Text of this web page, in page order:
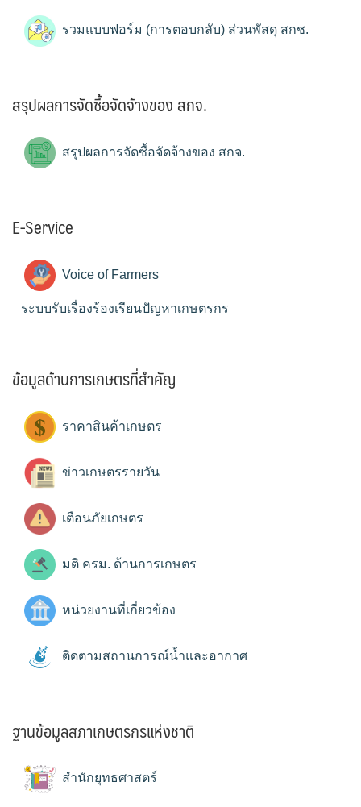
รวมแบบฟอร์ม (การตอบกลับ) ส่วนพัสดุ สกช.
สรุปผลการจัดซื้อจัดจ้างของ สกจ.
สรุปผลการจัดซื้อจัดจ้างของ สกจ.
E-Service
Voice of Farmers
ระบบรับเรื่องร้องเรียนปัญหาเกษตรกร
ข้อมูลด้านการเกษตรที่สำคัญ
ราคาสินค้าเกษตร
ข่าวเกษตรรายวัน
เตือนภัยเกษตร
มติ ครม. ด้านการเกษตร
หน่วยงานที่เกี่ยวข้อง
ติดตามสถานการณ์น้ำและอากาศ
ฐานข้อมูลสภาเกษตรกรแห่งชาติ
สำนักยุทธศาสตร์